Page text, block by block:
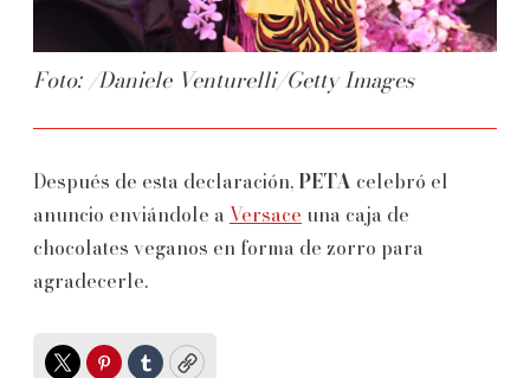
Foto: /Daniele Venturelli/Getty Images
Después de esta declaración, PETA celebró el
anuncio enviándole a Versace una caja de
chocolates veganos en forma de zorro para
agradecerle.